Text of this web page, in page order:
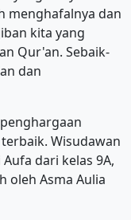
menghafalnya dan
kita yang
Qur'an. Sebaik-
dan
Wisudawan
dari kelas 9A,
oleh Asma Aulia